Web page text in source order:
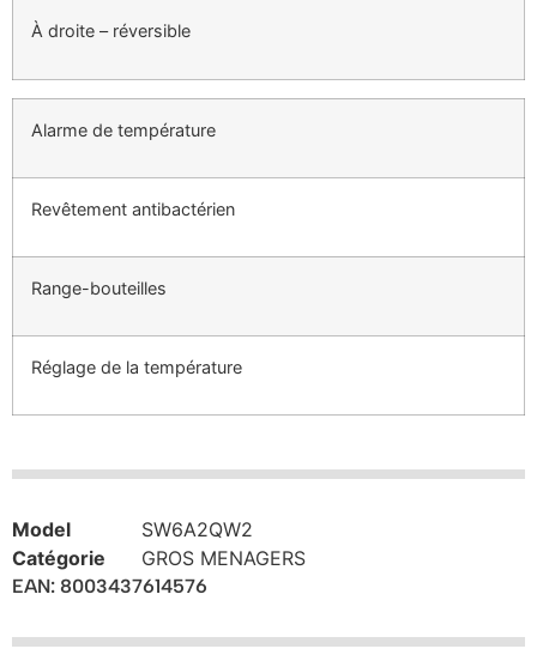
À droite – réversible
Alarme de température
Revêtement antibactérien
Range-bouteilles
Réglage de la température
Model
SW6A2QW2
Catégorie
GROS MENAGERS
EAN: 8003437614576